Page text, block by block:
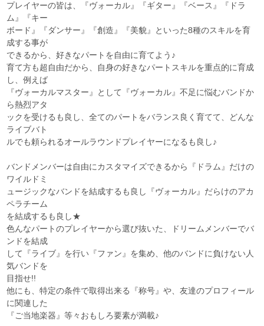
プレイヤーの皆は、『ヴォーカル』『ギター』『ベース』『ドラ
ム』『キー
ボード』『ダンサー』『創造』『美貌』といった8種のスキルを育
成する事が
できるから、好きなパートを自由に育てよう♪
育て方も超自由だから、自身の好きなパートスキルを重点的に育成
し、例えば
『ヴォーカルマスター』として『ヴォーカル』不足に悩むバンドか
ら熱烈アタ
ックを受けるも良し、全てのパートをバランス良く育てて、どんな
ライブバト
ルでも頼られるオールラウンドプレイヤーになるも良し♪
バンドメンバーは自由にカスタマイズできるから『ドラム』だけの
ワイルドミ
ュージックなバンドを結成するも良し『ヴォーカル』だらけのアカ
ペラチーム
を結成するも良し★
色んなパートのプレイヤーから選び抜いた、ドリームメンバーでバ
ンドを結成
して『ライブ』を行い『ファン』を集め、他のバンドに負けない人
気バンドを
目指せ!!
他にも、特定の条件で取得出来る『称号』や、友達のプロフィール
に関連した
『ご当地楽器』等々おもしろ要素が満載♪